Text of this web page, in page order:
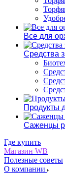
Все для
Средства
Продукты
Саженцы
Где купить
Магазин WB
Полезные советы
О компании